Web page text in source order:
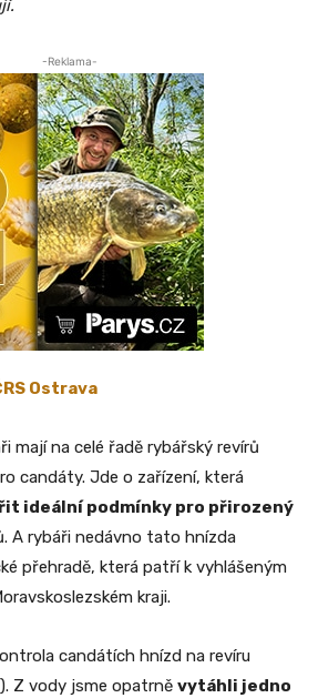
-Reklama-
Ostrava
mají na celé řadě rybářský revírů
candáty. Jde o zařízení, která
ideální podmínky pro přirozený
A rybáři nedávno tato hnízda
přehradě, která patří k vyhlášeným
kraji.
candátích hnízd na revíru
Z vody jsme opatrně vytáhli jedno